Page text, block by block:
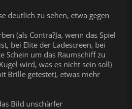
deutlich zu sehen, etwa gegen
(als Contra?Ja, wenn das Spiel
bei Elite der Ladescreen, bei
Schein um das Raumschiff zu
wird, was es nicht sein soll)
Brille getestet), etwas mehr
Bild unschärfer